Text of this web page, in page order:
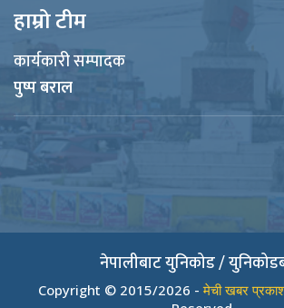
हाम्रो टीम
कार्यकारी सम्पादक
पुष्प बराल
नेपालीबाट युनिकोड /
Copyright © 2015/2026 -मेची खबर